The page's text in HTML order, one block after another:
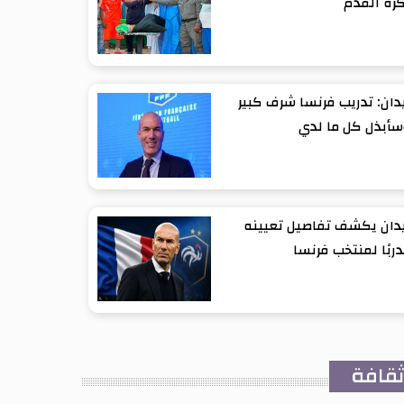
تدريب فرنسا شرف كبير
كل ما لدي
يكشف تفاصيل تعيينه
لمنتخب فرنسا
ثقافة